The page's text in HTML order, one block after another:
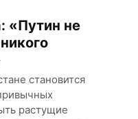
«Путин не
становится
растущие